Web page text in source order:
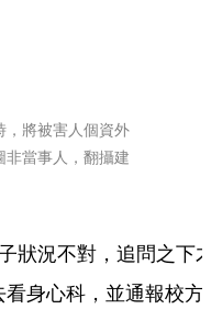
，將被害人個資外
當事人，翻攝建
狀況不對，追問之下
身心科，並通報校方